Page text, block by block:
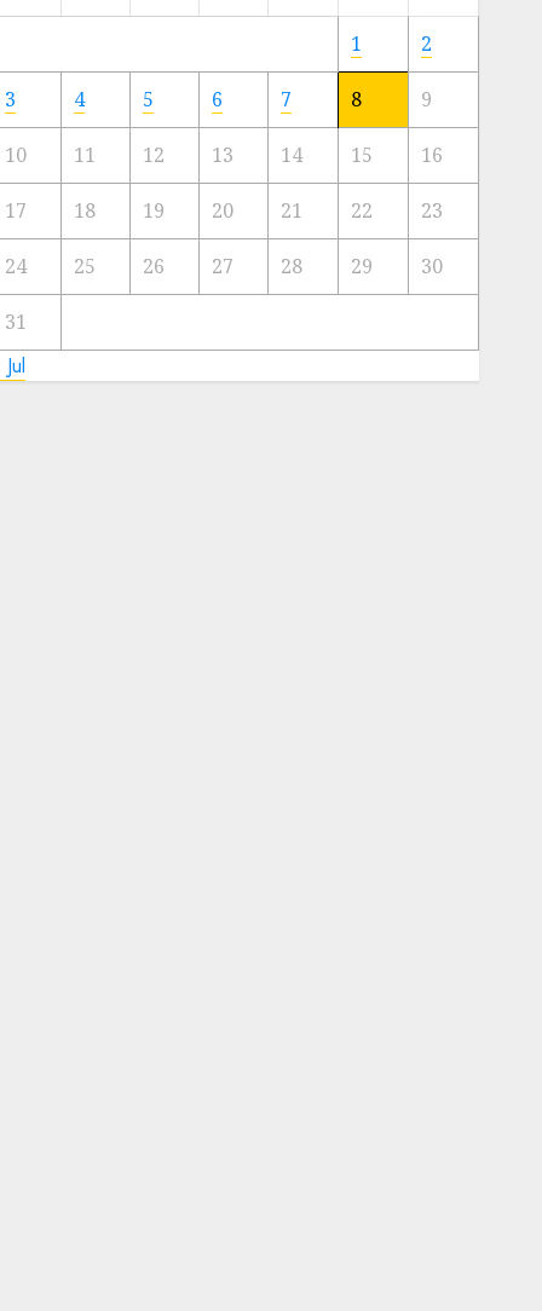
Artis
Kota
23/11/2024
0
1 2
3 4 5 6 7 8 9
10 11 12 13 14 15 16
17 18 19 20 21 22 23
24 25 26 27 28 29 30
31